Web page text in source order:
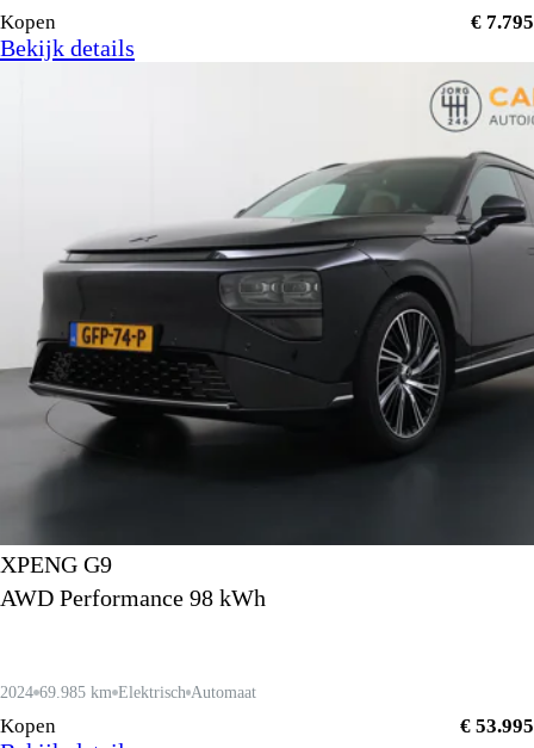
Kopen € 7.795
Bekijk details
XPENG G9
AWD Performance 98 kWh
2024 69.985 km Elektrisch Automaat
Kopen € 53.995